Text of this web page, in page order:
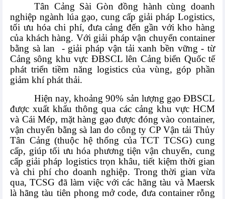
Tân Cảng Sài Gòn đồng hành cùng doanh
nghiệp ngành lúa gạo, cung cấp giải pháp Logistics,
tối ưu hóa chi phí, đưa cảng đến gần với kho hàng
của khách hàng. Với giải pháp vận chuyển container
bằng sà lan
- giải pháp vận tải xanh bền vững - từ
Cảng sông khu vực ĐBSCL lên Cảng biển Quốc tế
phát triển tiềm năng logistics của vùng, góp phần
giảm khí phát thải.
Hiện nay, khoảng 90% sản lượng gạo ĐBSCL
được xuất khẩu thông qua các cảng khu vực HCM
và Cái Mép, mặt hàng gạo được đóng vào container,
vận chuyển bằng sà lan do công ty CP Vận tải Thủy
Tân Cảng (thuộc hệ thống của TCT TCSG) cung
cấp, giúp tối ưu hóa phương tiện vận chuyển, cung
cấp giải pháp logistics trọn khâu, tiết kiệm thời gian
và chi phí cho doanh nghiệp. Trong thời gian vừa
qua, TCSG đã làm việc với các hãng tàu và Maersk
là hãng tàu tiên phong mở code, đưa container rỗng